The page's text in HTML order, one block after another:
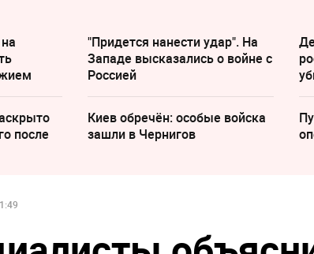
"Придется нанести удар". На
Западе высказались о войне с
Россией
после
Киев обречён: особые войска
зашли в Чернигов